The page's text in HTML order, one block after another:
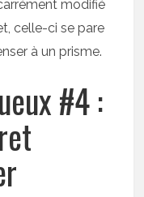
modifié
celle-ci se pare
à un prisme.
#4 :